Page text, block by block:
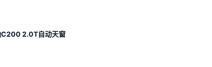
C200 2.0T自动天窗